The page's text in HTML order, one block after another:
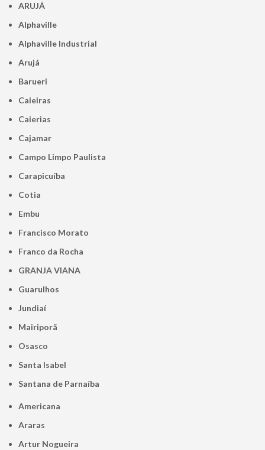
ARUJÁ
Alphaville
Alphaville Industrial
Arujá
Barueri
Caieiras
Caierias
Cajamar
Campo Limpo Paulista
Carapicuíba
Cotia
Embu
Francisco Morato
Franco da Rocha
GRANJA VIANA
Guarulhos
Jundiaí
Mairiporã
Osasco
Santa Isabel
Santana de Parnaíba
Americana
Araras
Artur Nogueira